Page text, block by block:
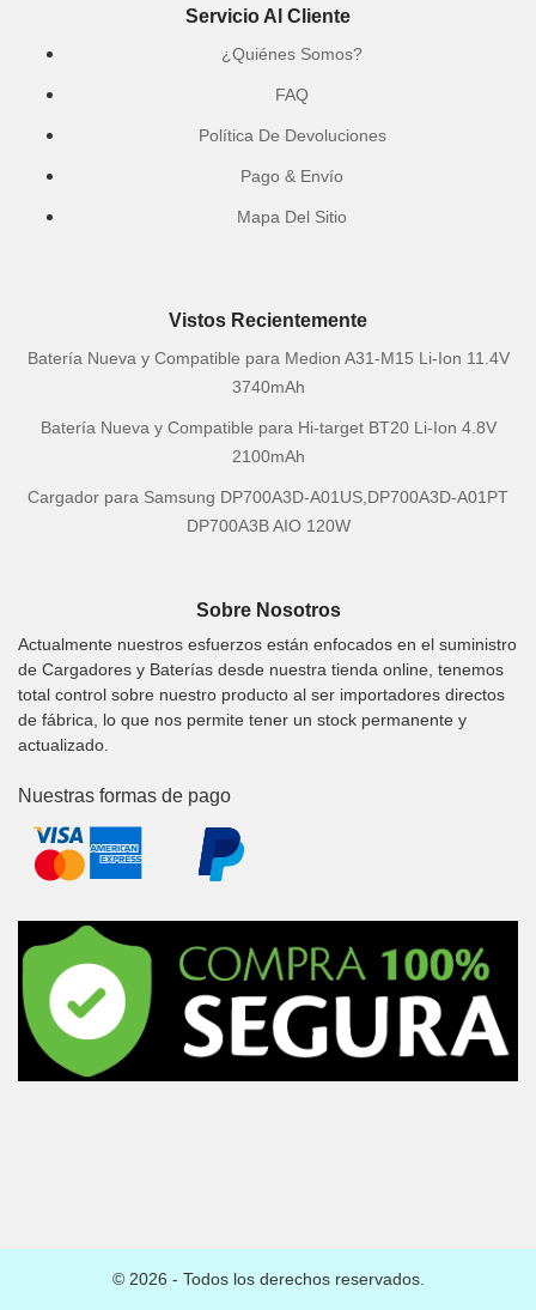
Servicio Al Cliente
¿Quiénes Somos?
FAQ
Política De Devoluciones
Pago & Envío
Mapa Del Sitio
Vistos Recientemente
Batería Nueva y Compatible para Medion A31-M15 Li-Ion 11.4V
3740mAh
Batería Nueva y Compatible para Hi-target BT20 Li-Ion 4.8V
2100mAh
Cargador para Samsung DP700A3D-A01US,DP700A3D-A01PT
DP700A3B AIO 120W
Sobre Nosotros
Actualmente nuestros esfuerzos están enfocados en el suministro
de Cargadores y Baterías desde nuestra tienda online, tenemos
total control sobre nuestro producto al ser importadores directos
de fábrica, lo que nos permite tener un stock permanente y
actualizado.
Nuestras formas de pago
© 2026 - Todos los derechos reservados.